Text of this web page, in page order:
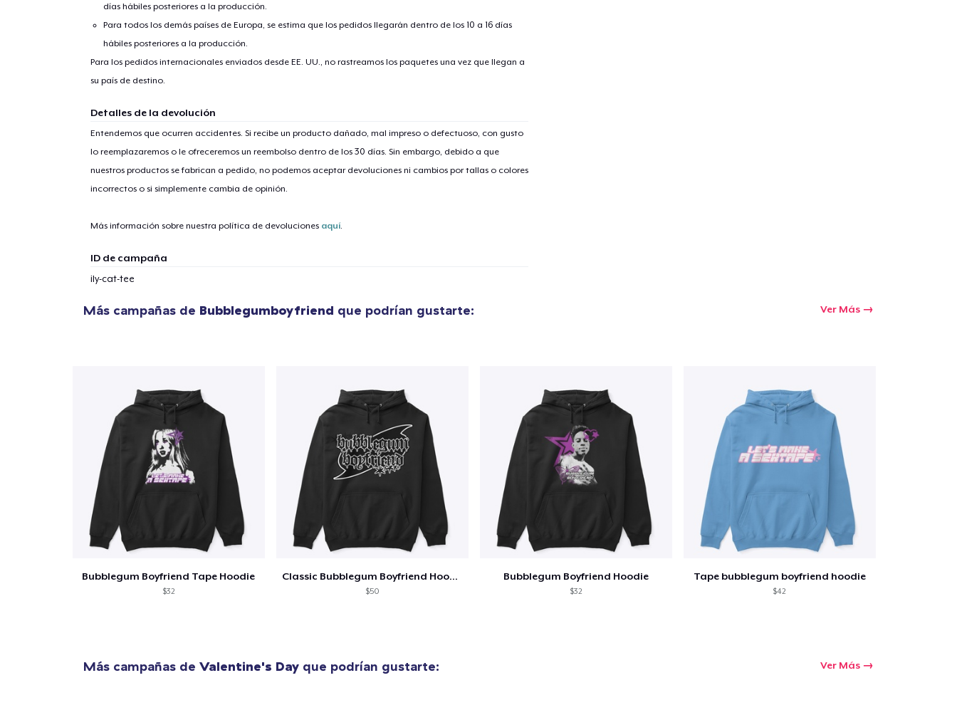
días hábiles posteriores a la producción.
Para todos los demás países de Europa, se estima que los pedidos llegarán dentro de los 10 a 16 días
hábiles posteriores a la producción.
Para los pedidos internacionales enviados desde EE. UU., no rastreamos los paquetes una vez que llegan a
su país de destino.
Detalles de la devolución
Entendemos que ocurren accidentes. Si recibe un producto dañado, mal impreso o defectuoso, con gusto
lo reemplazaremos o le ofreceremos un reembolso dentro de los 30 días. Sin embargo, debido a que
nuestros productos se fabrican a pedido, no podemos aceptar devoluciones ni cambios por tallas o colores
incorrectos o si simplemente cambia de opinión.
Más información sobre nuestra política de devoluciones aquí.
ID de campaña
ily-cat-tee
Más campañas de Bubblegumboyfriend que podrían gustarte: Ver Más
Bubblegum Boyfriend Tape Hoodie
$32
Classic Bubblegum Boyfriend Hoodie
$50
Bubblegum Boyfriend Hoodie
$32
Tape bubblegum boyfriend hoodie
$42
Más campañas de Valentine's Day que podrían gustarte: Ver Más
Finalizar y pagar pedido Seguir comprando